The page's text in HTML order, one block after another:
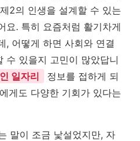
2의 인생을 설계할 수 있는
요. 특히 요즘처럼 활기차게
, 어떻게 하면 사회와 연결
수 있을지 고민이 많았답니
일자리
정보를 접하게 되
게도 다양한 기회가 있다는
말이 조금 낯설었지만, 자